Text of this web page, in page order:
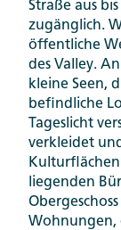
Straße aus
zugänglich.
öffentliche
des Valley.
kleine Seen,
befindliche
Tageslicht
verkleidet
liegenden
Wohnungen,